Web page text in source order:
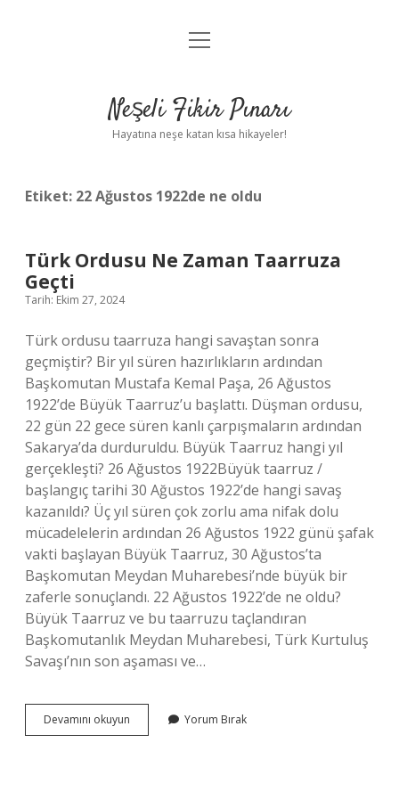
Anasayfa
Yasal Uyarı
menüyü
Neşeli Fikir Pınarı
Hayatına neşe katan kısa hikayeler!
Etiket: 22 Ağustos 1922de ne oldu
Türk Ordusu Ne Zaman Taarruza
Geçti
Tarih: Ekim 27, 2024
Türk ordusu taarruza hangi savaştan sonra
geçmiştir? Bir yıl süren hazırlıkların ardından
Başkomutan Mustafa Kemal Paşa, 26 Ağustos
1922’de Büyük Taarruz’u başlattı. Düşman ordusu,
22 gün 22 gece süren kanlı çarpışmaların ardından
Sakarya’da durduruldu. Büyük Taarruz hangi yıl
gerçekleşti? 26 Ağustos 1922Büyük taarruz /
başlangıç ​​tarihi 30 Ağustos 1922’de hangi savaş
kazanıldı? Üç yıl süren çok zorlu ama nifak dolu
mücadelelerin ardından 26 Ağustos 1922 günü şafak
vakti başlayan Büyük Taarruz, 30 Ağustos’ta
Başkomutan Meydan Muharebesi’nde büyük bir
zaferle sonuçlandı. 22 Ağustos 1922’de ne oldu?
Büyük Taarruz ve bu taarruzu taçlandıran
Başkomutanlık Meydan Muharebesi, Türk Kurtuluş
Savaşı’nın son aşaması ve…
Devamını okuyun
Ordusu
Yorum Bırak